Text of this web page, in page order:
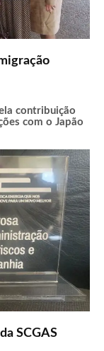
contribuição
com o Japão
SCGAS